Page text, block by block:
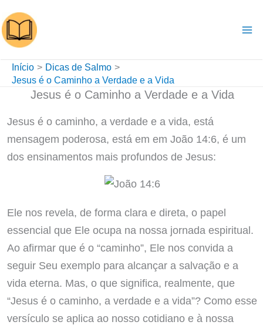
para
o
conteúdo
Início
Dicas de Salmo
Jesus é o Caminho a Verdade e a Vida
Jesus é o Caminho a Verdade e a Vida
Jesus é o caminho, a verdade e a vida, está
mensagem poderosa, está em em João 14:6, é um
dos ensinamentos mais profundos de Jesus:
Ele nos revela, de forma clara e direta, o papel
essencial que Ele ocupa na nossa jornada espiritual.
Ao afirmar que é o “caminho”, Ele nos convida a
seguir Seu exemplo para alcançar a salvação e a
vida eterna. Mas, o que significa, realmente, que
“Jesus é o caminho, a verdade e a vida”? Como esse
versículo se aplica ao nosso cotidiano e à nossa